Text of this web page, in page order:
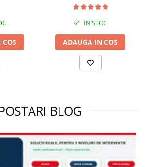
WD40C
IN STOC
ADAUGA IN COS
BLOG